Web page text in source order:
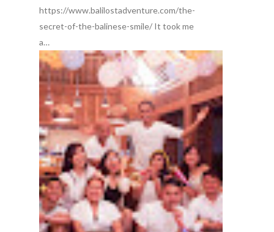
https://www.balilostadventure.com/the-
secret-of-the-balinese-smile/ It took me
a…